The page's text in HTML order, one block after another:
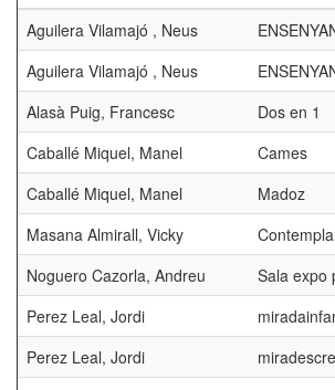
Aguilera Vilamajó , Neus
Aguilera Vilamajó , Neus
Alasà Puig, Francesc
Dos en 1
Caballé Miquel, Manel
Cames
Caballé Miquel, Manel
Madoz
Masana Almirall, Vicky
Noguero Cazorla, Andreu
Sala expo
Perez Leal, Jordi
Perez Leal, Jordi